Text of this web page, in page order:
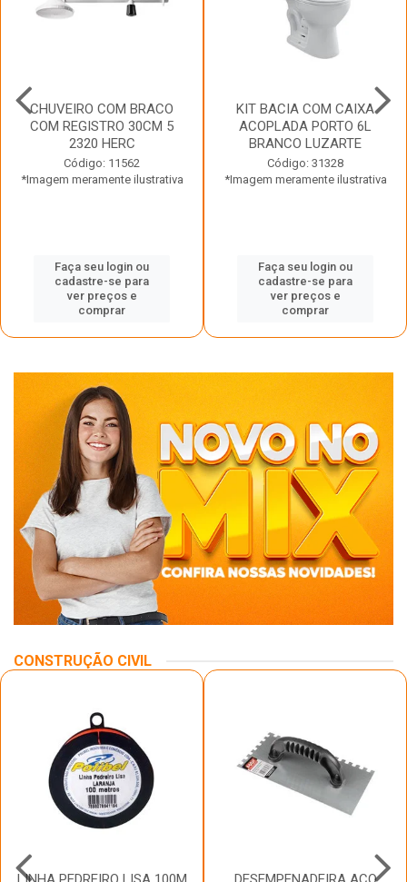
CHUVEIRO COM BRACO
COM REGISTRO 30CM 5
2320 HERC
Código: 11562
*Imagem meramente ilustrativa
Faça seu login ou
cadastre-se para
ver preços e
comprar
KIT BACIA COM CAIXA
ACOPLADA PORTO 6L
BRANCO LUZARTE
Código: 31328
*Imagem meramente ilustrativa
Faça seu login ou
cadastre-se para
ver preços e
comprar
CONSTRUÇÃO CIVIL